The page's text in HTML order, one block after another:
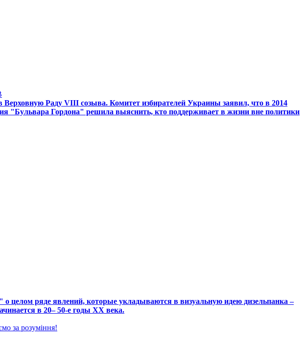
Раду VIII созыва. Комитет избирателей Украины заявил, что в 2014
"Бульвара Гордона" решила выяснить, кто поддерживает в жизни вне политики
ряде явлений, которые укладываются в визуальную идею дизельпанка –
в 20– 50-е годы XX века.
за розуміння!